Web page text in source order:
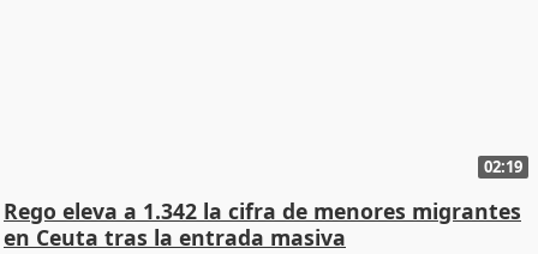
02:19
Rego eleva a 1.342 la cifra de menores migrantes
en Ceuta tras la entrada masiva